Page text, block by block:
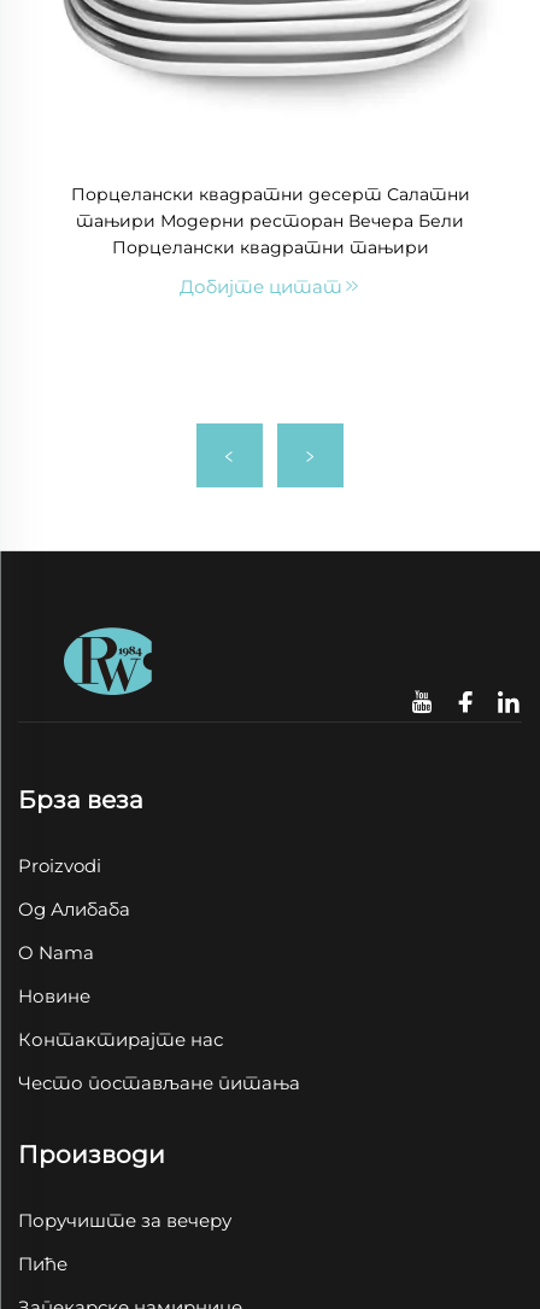
Порцелански квадратни десерт Салатни
тањири Модерни ресторан Вечера Бели
Порцелански квадратни тањири
Добијте цитат
Брза веза
Proizvodi
Од Алибаба
O Nama
Новине
Контактирајте нас
Често постављане питања
Производи
Поручиште за вечеру
Пиће